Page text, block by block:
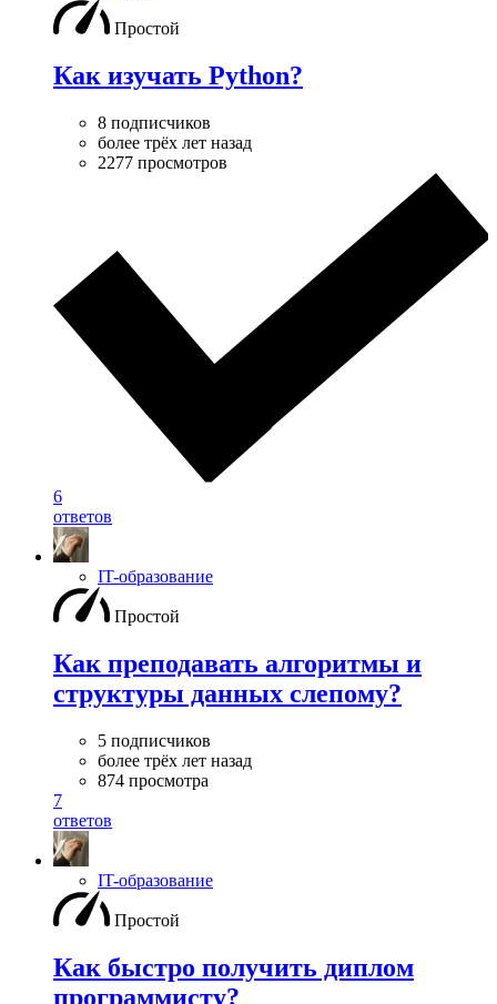
Простой
Как изучать Python?
8 подписчиков
более трёх лет назад
2277 просмотров
6
ответов
IT-образование
Простой
Как преподавать алгоритмы и
структуры данных слепому?
5 подписчиков
более трёх лет назад
874 просмотра
7
ответов
IT-образование
Простой
Как быстро получить диплом
программисту?